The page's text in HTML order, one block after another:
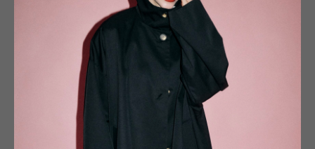
Кардиган на пуговицах. Имеет две
КОРИЧНЕВАЯ
Базовая футболка в рубчик в оттенке
шоколад